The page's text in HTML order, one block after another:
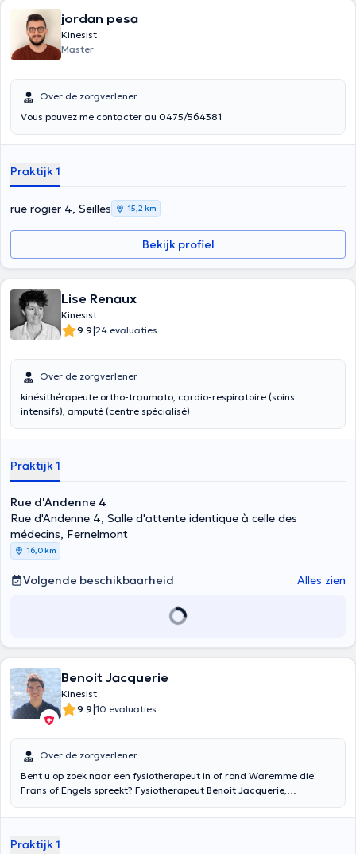
jordan pesa
Kinesist
Master
Over de zorgverlener
Vous pouvez me contacter au 0475/564381
Praktijk 1
rue rogier 4, Seilles 15,2 km
Bekijk profiel
Lise Renaux
Kinesist
9.9|24 evaluaties
Over de zorgverlener
kinésithérapeute ortho-traumato, cardio-respiratoire (soins
intensifs), amputé (centre spécialisé)
Praktijk 1
Rue d'Andenne 4
Rue d'Andenne 4, Salle d'attente identique à celle des
médecins, Fernelmont
16,0 km
Volgende beschikbaarheid Alles zien
Benoit Jacquerie
Kinesist
9.9|10 evaluaties
Over de zorgverlener
Bent u op zoek naar een fysiotherapeut in of rond Waremme die
Frans of Engels spreekt? Fysiotherapeut Benoit Jacquerie,
verleent diensten aan sportbeoefenaars, kinderen en bejaarden.
hervinden en uw levenskwaliteit te verbeteren. Hij accepteert
Praktijk 1